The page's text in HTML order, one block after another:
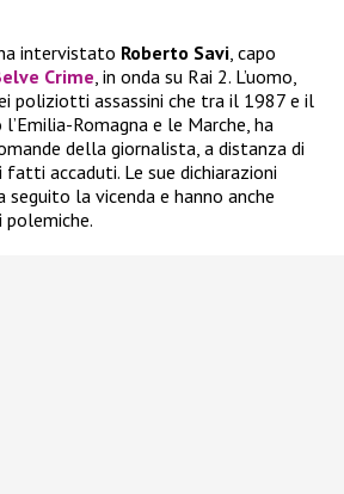
intervistato Roberto Savi , capo
Crime , in onda su Rai 2. L’uomo,
poliziotti assassini che tra il 1987 e il
Romagna e le Marche, ha
della giornalista, a distanza di
fatti accaduti. Le sue dichiarazioni
seguito la vicenda e hanno anche